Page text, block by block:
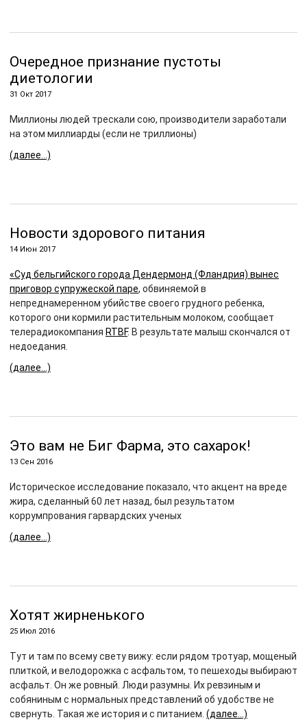
Очередное признание пустоты
диетологии
31 Окт 2017
Миллионы людей трескали сою, производители заработали
на этом миллиарды (если не триллионы)
(далее…)
Новости здорового питания
14 Июн 2017
«Суд бельгийского города Дендермонд (Фландрия) вынес
приговор супружеской паре, обвиняемой в
непреднамеренном убийстве своего грудного ребенка,
которого они кормили растительным молоком, сообщает
телерадиокомпания RTBF. В результате малыш скончался от
недоедания.
(далее…)
Это вам не Биг Фарма, этo сахарок!
13 Сен 2016
Историческое исследование показало, что акцент на вреде
жира, сделанный 60 лет назад, был результатом
коррумпрования гарвардских ученых
(далее…)
Хотят жирненького
25 Июл 2016
Тут и там по всему свету вижу: если рядом тротуар, мощеный
плиткой, и велодорожка с асфальтом, то пешеходы выбирают
асфальт. Он же ровный. Люди разумны. Их ревзиным и
собяниным с нормальных представлений об удобстве не
свернуть. Такая же история и с питанием. (далее…)